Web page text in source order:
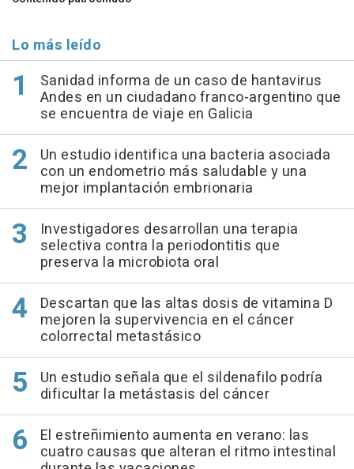
Lo más leído
Sanidad informa de un caso de hantavirus
Andes en un ciudadano franco-argentino que
se encuentra de viaje en Galicia
Un estudio identifica una bacteria asociada
con un endometrio más saludable y una
mejor implantación embrionaria
Investigadores desarrollan una terapia
selectiva contra la periodontitis que
preserva la microbiota oral
Descartan que las altas dosis de vitamina D
mejoren la supervivencia en el cáncer
colorrectal metastásico
Un estudio señala que el sildenafilo podría
dificultar la metástasis del cáncer
El estreñimiento aumenta en verano: las
cuatro causas que alteran el ritmo intestinal